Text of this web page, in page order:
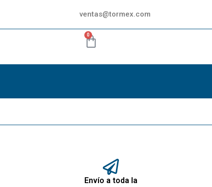
ventas@tormex.com
0
Envío a toda la